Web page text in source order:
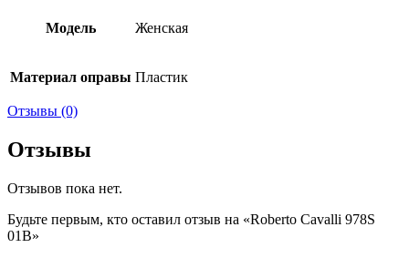
Модель Женская
Материал оправы Пластик
Отзывы (0)
Отзывы
Отзывов пока нет.
Будьте первым, кто оставил отзыв на «Roberto Cavalli 978S
01B»